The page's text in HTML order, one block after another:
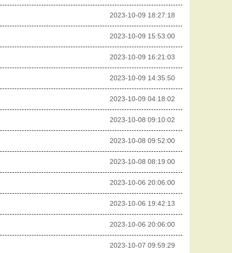
2023-10-09 18:27:18
2023-10-09 15:53:00
2023-10-09 16:21:03
2023-10-09 14:35:50
2023-10-09 04:18:02
2023-10-08 09:10:02
2023-10-08 09:52:00
2023-10-08 08:19:00
2023-10-06 20:06:00
2023-10-06 19:42:13
2023-10-06 20:06:00
2023-10-07 09:59:29